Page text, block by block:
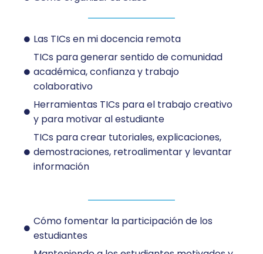
Las TICs en mi docencia remota
TICs para generar sentido de comunidad
académica, confianza y trabajo
colaborativo
Herramientas TICs para el trabajo creativo
y para motivar al estudiante
TICs para crear tutoriales, explicaciones,
demostraciones, retroalimentar y levantar
información
Cómo fomentar la participación de los
estudiantes